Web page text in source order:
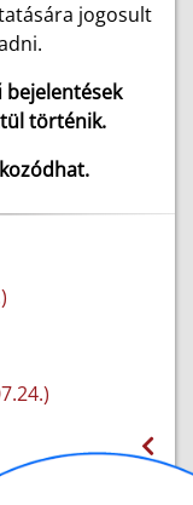
jogosult
bejelentések
történik.